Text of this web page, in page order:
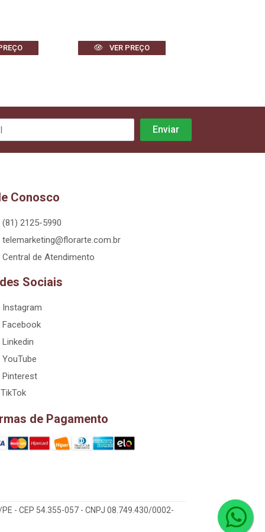
VER PREÇO
Conosco
(81) 2125-5990
telemarketing@florarte.com.br
Central de Atendimento
Sociais
Instagram
Facebook
Linkedin
YouTube
Pinterest
TikTok
de Pagamento
- CEP 54.355-057 - CNPJ 08.749.430/0002-